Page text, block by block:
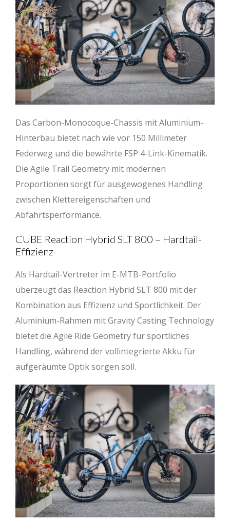
Das Carbon-Monocoque-Chassis mit Aluminium-
Hinterbau bietet nach wie vor 150 Millimeter
Federweg und die bewährte FSP 4-Link-Kinematik.
Die Agile Trail Geometry mit modernen
Proportionen sorgt für ausgewogenes Handling
zwischen Klettereigenschaften und
Abfahrtsperformance.
CUBE Reaction Hybrid SLT 800 – Hardtail-
Effizienz
Als Hardtail-Vertreter im E-MTB-Portfolio
überzeugt das Reaction Hybrid SLT 800 mit der
Kombination aus Effizienz und Sportlichkeit. Der
Aluminium-Rahmen mit Gravity Casting Technology
bietet die Agile Ride Geometry für sportliches
Handling, während der vollintegrierte Akku für
aufgeräumte Optik sorgen soll.